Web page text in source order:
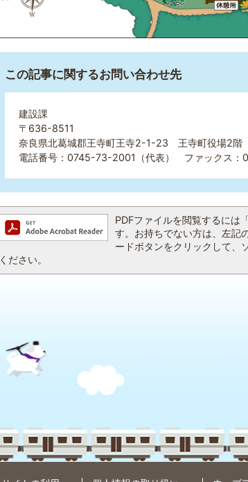
この記事に関するお問い合わせ先
建設課
〒636-8511
奈良県北葛城郡王寺町王寺2-1-23 王寺町役場2階
電話番号：0745-73-2001（代表） ファックス
PDFファイルを閲覧するに
す。お持ちでない方は、左
ードボタンをクリックして、
ください。